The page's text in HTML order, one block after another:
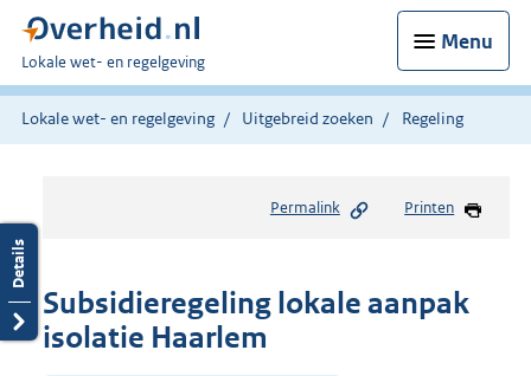
Menu
U
bent
hier:
Lokale wet- en regelgeving
Lokale wet- en regelgeving Uitgebreid zoeken Regeling
Permalink Printen
Subsidieregeling lokale aanpak
isolatie Haarlem